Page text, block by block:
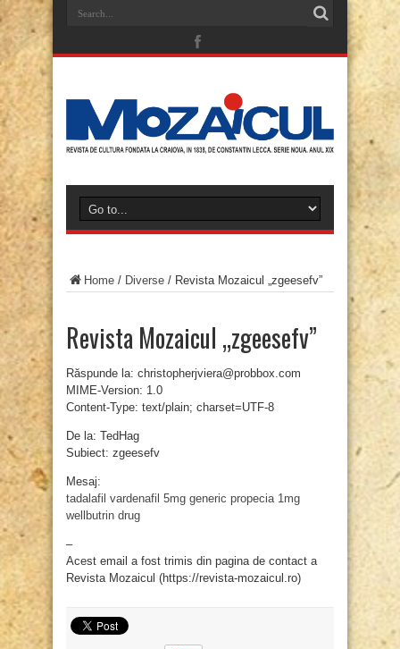
Home / Diverse / Revista Mozaicul „zgeesefv”
Revista Mozaicul „zgeesefv”
Răspunde la: christopherjviera@probbox.com
MIME-Version: 1.0
Content-Type: text/plain; charset=UTF-8
De la: TedHag
Subiect: zgeesefv
Mesaj:
tadalafil vardenafil 5mg generic propecia 1mg
wellbutrin drug
–
Acest email a fost trimis din pagina de contact a
Revista Mozaicul (https://revista-mozaicul.ro)